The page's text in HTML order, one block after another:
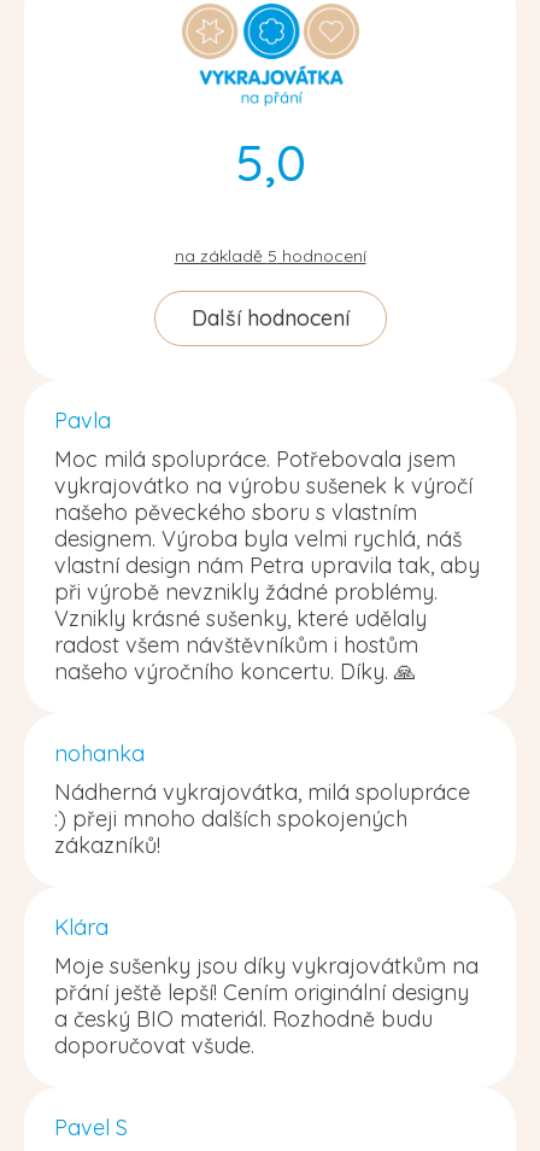
5,0
na základě 5 hodnocení
Další hodnocení
Pavla
Moc milá spolupráce. Potřebovala jsem
vykrajovátko na výrobu sušenek k výročí
našeho pěveckého sboru s vlastním
designem. Výroba byla velmi rychlá, náš
vlastní design nám Petra upravila tak, aby
při výrobě nevznikly žádné problémy.
Vznikly krásné sušenky, které udělaly
radost všem návštěvníkům i hostům
našeho výročního koncertu. Díky. 🙏
nohanka
Nádherná vykrajovátka, milá spolupráce
:) přeji mnoho dalších spokojených
zákazníků!
Klára
Moje sušenky jsou díky vykrajovátkům na
přání ještě lepší! Cením originální designy
a český BIO materiál. Rozhodně budu
doporučovat všude.
Pavel S